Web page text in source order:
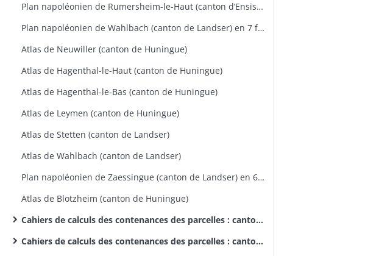
Plan napoléonien de Rumersheim-le-Haut (canton d’Ensisheim) en 8 feuilles
Plan napoléonien de Wahlbach (canton de Landser) en 7 feuilles
Atlas de Neuwiller (canton de Huningue)
Atlas de Hagenthal-le-Haut (canton de Huningue)
Atlas de Hagenthal-le-Bas (canton de Huningue)
Atlas de Leymen (canton de Huningue)
Atlas de Stetten (canton de Landser)
Atlas de Wahlbach (canton de Landser)
Plan napoléonien de Zaessingue (canton de Landser) en 6 feuilles
Atlas de Blotzheim (canton de Huningue)
Cahiers de calculs des contenances des parcelles : canton de Guebwiller
Cahiers de calculs des contenances des parcelles : canton de Rouffach